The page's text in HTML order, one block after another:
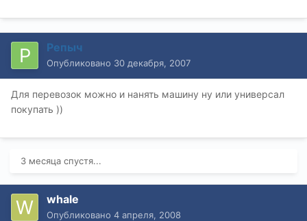
Репыч
Опубликовано 30 декабря, 2007
Для перевозок можно и нанять машину ну или универсал
покупать ))
3 месяца спустя...
whale
Опубликовано 4 апреля, 2008